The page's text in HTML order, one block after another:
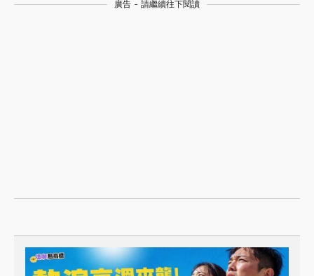
廣告 - 請繼續往下閱讀